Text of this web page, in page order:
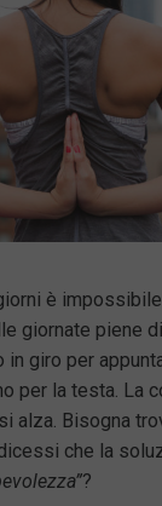
è
giornate piene
in giro per
per la testa. La
alza. Bisogna
che la
?